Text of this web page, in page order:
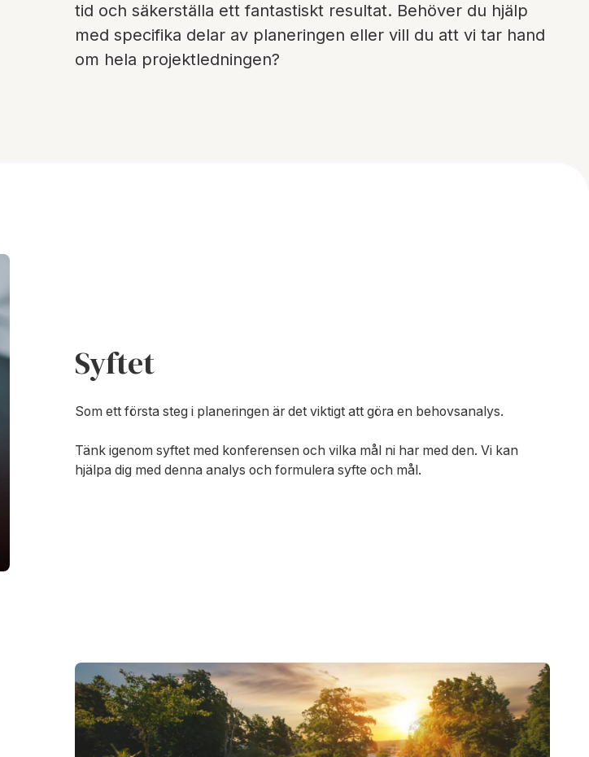
tid och säkerställa ett fantastiskt resultat. Behöver du hjälp
med specifika delar av planeringen eller vill du att vi tar hand
om hela projektledningen?
Syftet
Som ett första steg i planeringen är det viktigt att göra en behovsanalys.
Tänk igenom syftet med konferensen och vilka mål ni har med den. Vi kan
hjälpa dig med denna analys och formulera syfte och mål.